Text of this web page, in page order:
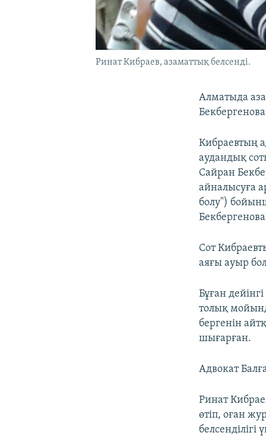
Ринат Кибраев, азаматтық белсенді.
Алматыда
Кибраевтың
аудандық
Сайран
айналысуға
болу")
Сот
аяғы ауыр
Бұған
толық
бергенін
шығарған.
Адвокат
Ринат
өтіп, оған
белсенділігі